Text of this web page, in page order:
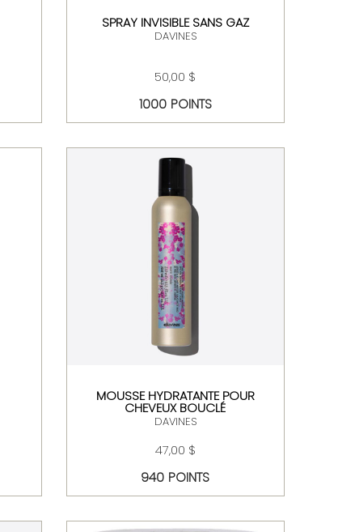
SPRAY INVISIBLE SANS GAZ
DAVINES
50,00 $
1000 POINTS
MOUSSE HYDRATANTE POUR
CHEVEUX BOUCLÉ
DAVINES
47,00 $
940 POINTS